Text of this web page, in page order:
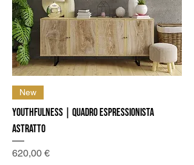
New
Youthfulness | Quadro Espressionista
Astratto
Prezzo
620,00 €